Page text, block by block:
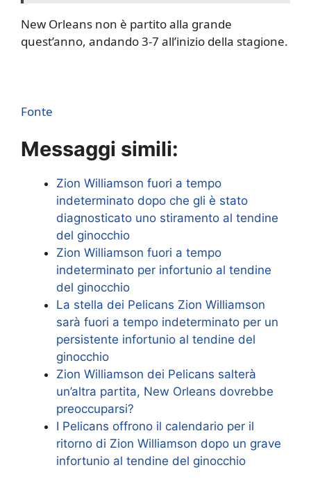
New Orleans non è partito alla grande
quest’anno, andando 3-7 all’inizio della stagione.
Fonte
Messaggi simili:
Zion Williamson fuori a tempo
indeterminato dopo che gli è stato
diagnosticato uno stiramento al tendine
del ginocchio
Zion Williamson fuori a tempo
indeterminato per infortunio al tendine
del ginocchio
La stella dei Pelicans Zion Williamson
sarà fuori a tempo indeterminato per un
persistente infortunio al tendine del
ginocchio
Zion Williamson dei Pelicans salterà
un’altra partita, New Orleans dovrebbe
preoccuparsi?
I Pelicans offrono il calendario per il
ritorno di Zion Williamson dopo un grave
infortunio al tendine del ginocchio